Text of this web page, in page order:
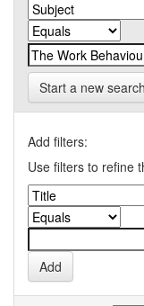
Start a new search
Add filters:
Use filters to refine